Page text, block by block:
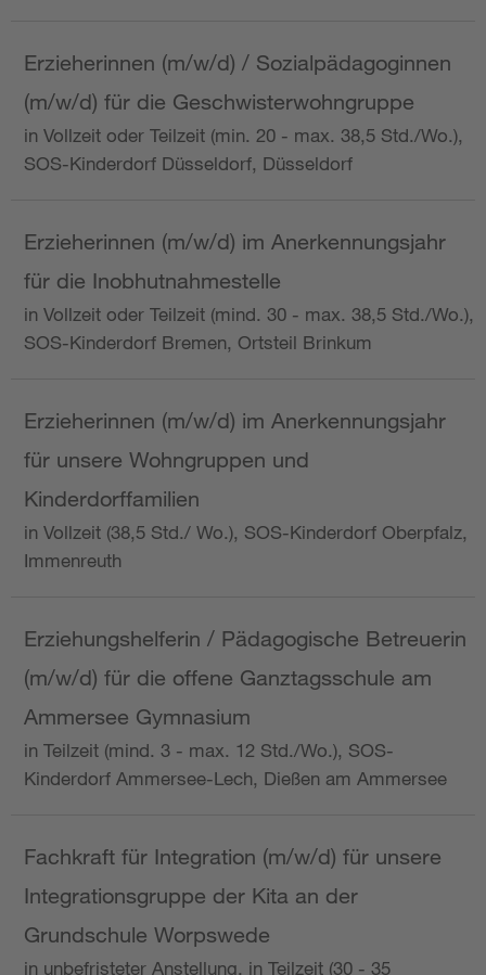
Erzieherinnen (m/w/d) / Sozialpädagoginnen
(m/w/d) für die Geschwisterwohngruppe
in Vollzeit oder Teilzeit (min. 20 - max. 38,5 Std./Wo.),
SOS-Kinderdorf Düsseldorf, Düsseldorf
Erzieherinnen (m/w/d) im Anerkennungsjahr
für die Inobhutnahmestelle
in Vollzeit oder Teilzeit (mind. 30 - max. 38,5 Std./Wo.),
SOS-Kinderdorf Bremen, Ortsteil Brinkum
Erzieherinnen (m/w/d) im Anerkennungsjahr
für unsere Wohngruppen und
Kinderdorffamilien
in Vollzeit (38,5 Std./ Wo.), SOS-Kinderdorf Oberpfalz,
Immenreuth
Erziehungshelferin / Pädagogische Betreuerin
(m/w/d) für die offene Ganztagsschule am
Ammersee Gymnasium
in Teilzeit (mind. 3 - max. 12 Std./Wo.), SOS-
Kinderdorf Ammersee-Lech, Dießen am Ammersee
Fachkraft für Integration (m/w/d) für unsere
Integrationsgruppe der Kita an der
Grundschule Worpswede
in unbefristeter Anstellung, in Teilzeit (30 - 35